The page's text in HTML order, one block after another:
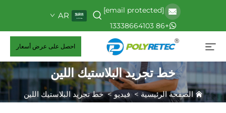
[email protected]
+86 13338664103
AR
احصل على عرض أسعار
خط تجريد البلاستيك اللين
الصفحة الرئيسية >فيديو>خط تجريد البلاستيك اللين